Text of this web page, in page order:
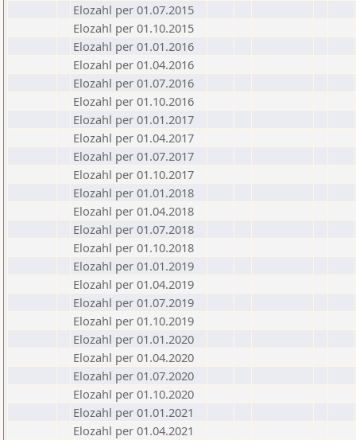
Elozahl per 01.07.2015
Elozahl per 01.10.2015
Elozahl per 01.01.2016
Elozahl per 01.04.2016
Elozahl per 01.07.2016
Elozahl per 01.10.2016
Elozahl per 01.01.2017
Elozahl per 01.04.2017
Elozahl per 01.07.2017
Elozahl per 01.10.2017
Elozahl per 01.01.2018
Elozahl per 01.04.2018
Elozahl per 01.07.2018
Elozahl per 01.10.2018
Elozahl per 01.01.2019
Elozahl per 01.04.2019
Elozahl per 01.07.2019
Elozahl per 01.10.2019
Elozahl per 01.01.2020
Elozahl per 01.04.2020
Elozahl per 01.07.2020
Elozahl per 01.10.2020
Elozahl per 01.01.2021
Elozahl per 01.04.2021